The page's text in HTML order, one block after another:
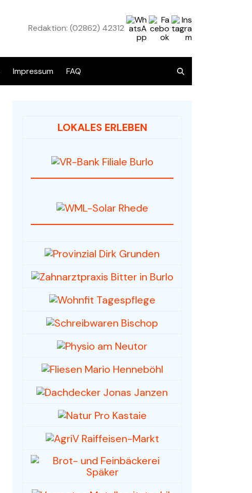
Redaktion: (02862) 42312
Übersicht alle Angebote
Audio / HiFi / Electronic
Bücher / Antiquariat
Fahrzeuge / Fahrräder
Mode / Bekleidung
Hobby/Musikinstrumente
& Zubehör
Spielwaren /
Sammlerstücke
Sport, -kleidung & -
geräte
Impressum FAQ
LOKALES ERLEBEN